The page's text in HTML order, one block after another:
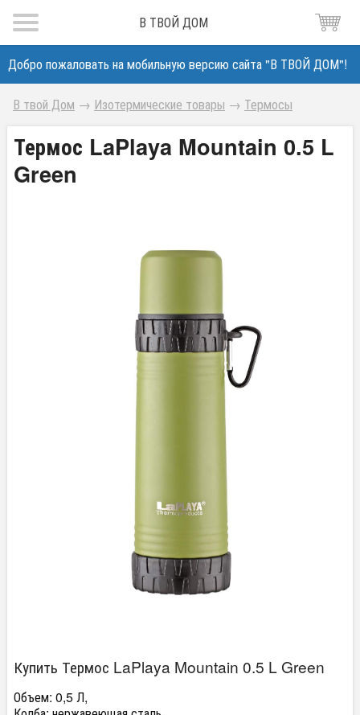
В ТВОЙ ДОМ
Добро пожаловать на мобильную версию сайта "В ТВОЙ ДОМ"!
В твой Дом → Изотермические товары → Термосы
Термос LaPlaya Mountain 0.5 L
Green
Купить Термос LaPlaya Mountain 0.5 L Green
Объем: 0,5 Л,